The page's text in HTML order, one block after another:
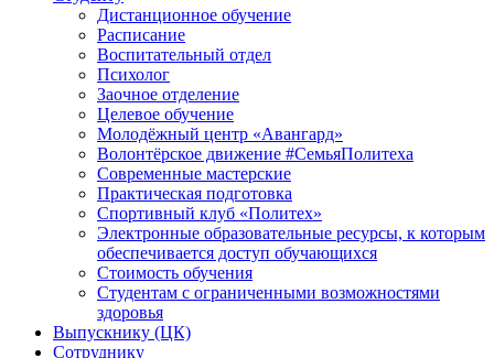
Дистанционное обучение
Расписание
Воспитательный отдел
Психолог
Заочное отделение
Целевое обучение
Молодёжный центр «Авангард»
Волонтёрское движение #СемьяПолитеха
Современные мастерские
Практическая подготовка
Спортивный клуб «Политех»
Электронные образовательные ресурсы, к которым
обеспечивается доступ обучающихся
Стоимость обучения
Студентам с ограниченными возможностями
здоровья
Выпускнику (ЦК)
Сотруднику